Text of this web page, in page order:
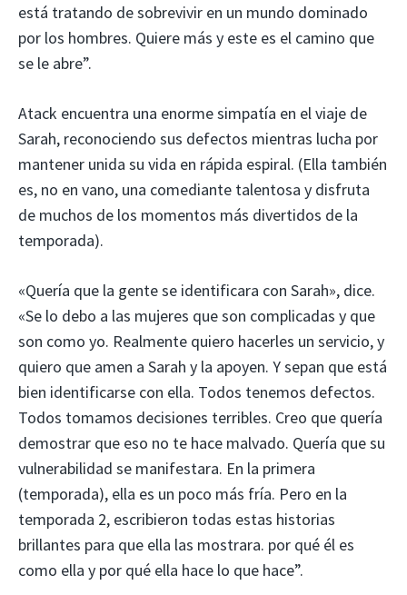
está tratando de sobrevivir en un mundo dominado
por los hombres. Quiere más y este es el camino que
se le abre”.
Atack encuentra una enorme simpatía en el viaje de
Sarah, reconociendo sus defectos mientras lucha por
mantener unida su vida en rápida espiral. (Ella también
es, no en vano, una comediante talentosa y disfruta
de muchos de los momentos más divertidos de la
temporada).
«Quería que la gente se identificara con Sarah», dice.
«Se lo debo a las mujeres que son complicadas y que
son como yo. Realmente quiero hacerles un servicio, y
quiero que amen a Sarah y la apoyen. Y sepan que está
bien identificarse con ella. Todos tenemos defectos.
Todos tomamos decisiones terribles. Creo que quería
demostrar que eso no te hace malvado. Quería que su
vulnerabilidad se manifestara. En la primera
(temporada), ella es un poco más fría. Pero en la
temporada 2, escribieron todas estas historias
brillantes para que ella las mostrara. por qué él es
como ella y por qué ella hace lo que hace”.